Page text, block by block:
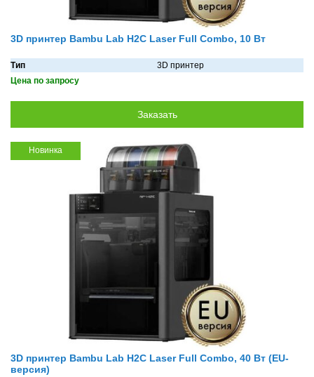
3D принтер Bambu Lab H2C Laser Full Combo, 10 Вт
Тип
3D принтер
Цена по запросу
Новинка
3D принтер Bambu Lab H2C Laser Full Combo, 40 Вт (EU-
версия)